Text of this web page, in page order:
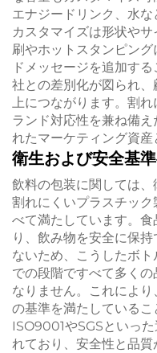
エナジードリンク、水な
カスタマイズは形状や
刷やホットスタンピン
ドメッセージを追加す
社との差別化が図られ
上につながります。割
ランド対応性を兼ね備
れたマーケティング資産
衛生および安全基
飲料の包装に関しては、
割れにくいプラスチッ
べて満たしています。
り、飲み物を安全に保
ないため、こうしたボ
での段階ですべて多く
なりません。これにより
の基準を満たしているこ
ISO9001やSGSといっ
れており、安全性と品